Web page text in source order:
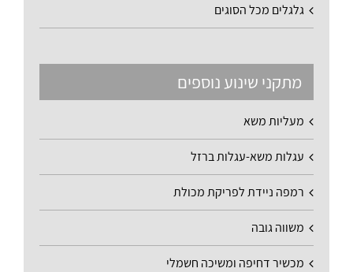
גלגלים מכל הסוגים
מתקני שינוע נוספים
מעליות משא
עגלות משא-עגלות ברזל
רמפה ניידת לפריקת מכולת
משווה גובה
מכשיר דחיפה ומשיכה חשמלי